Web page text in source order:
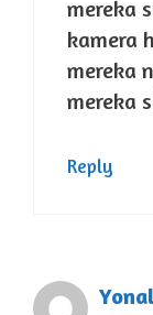
mereka
kamera
mereka
mereka
Reply